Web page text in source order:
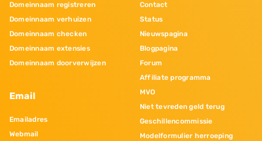
Domeinnaam registreren
Domeinnaam verhuizen
Domeinnaam checken
Domeinnaam extensies
Domeinnaam doorverwijzen
Email
Emailadres
Webmail
Contact
Status
Nieuwspagina
Blogpagina
Forum
Affiliate programma
MVO
Niet tevreden geld terug
Geschillencommissie
Modelformulier herroeping